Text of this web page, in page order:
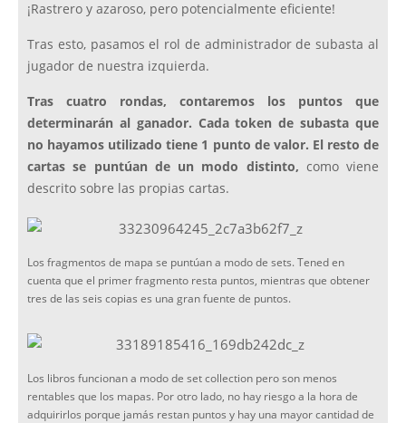
¡Rastrero y azaroso, pero potencialmente eficiente!
Tras esto, pasamos el rol de administrador de subasta al
jugador de nuestra izquierda.
Tras cuatro rondas, contaremos los puntos que
determinarán al ganador. Cada token de subasta que
no hayamos utilizado tiene 1 punto de valor. El resto de
cartas se puntúan de un modo distinto, como viene
descrito sobre las propias cartas.
Los fragmentos de mapa se puntúan a modo de sets. Tened en
cuenta que el primer fragmento resta puntos, mientras que obtener
tres de las seis copias es una gran fuente de puntos.
Los libros funcionan a modo de set collection pero son menos
rentables que los mapas. Por otro lado, no hay riesgo a la hora de
adquirirlos porque jamás restan puntos y hay una mayor cantidad de